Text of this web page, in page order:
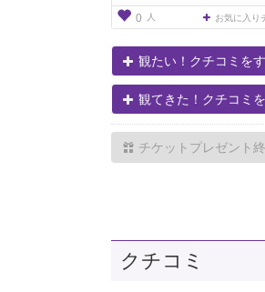
0 人 お気に入り
観たい！クチコミを
観てきた！クチコミ
チケットプレゼント
クチコミ